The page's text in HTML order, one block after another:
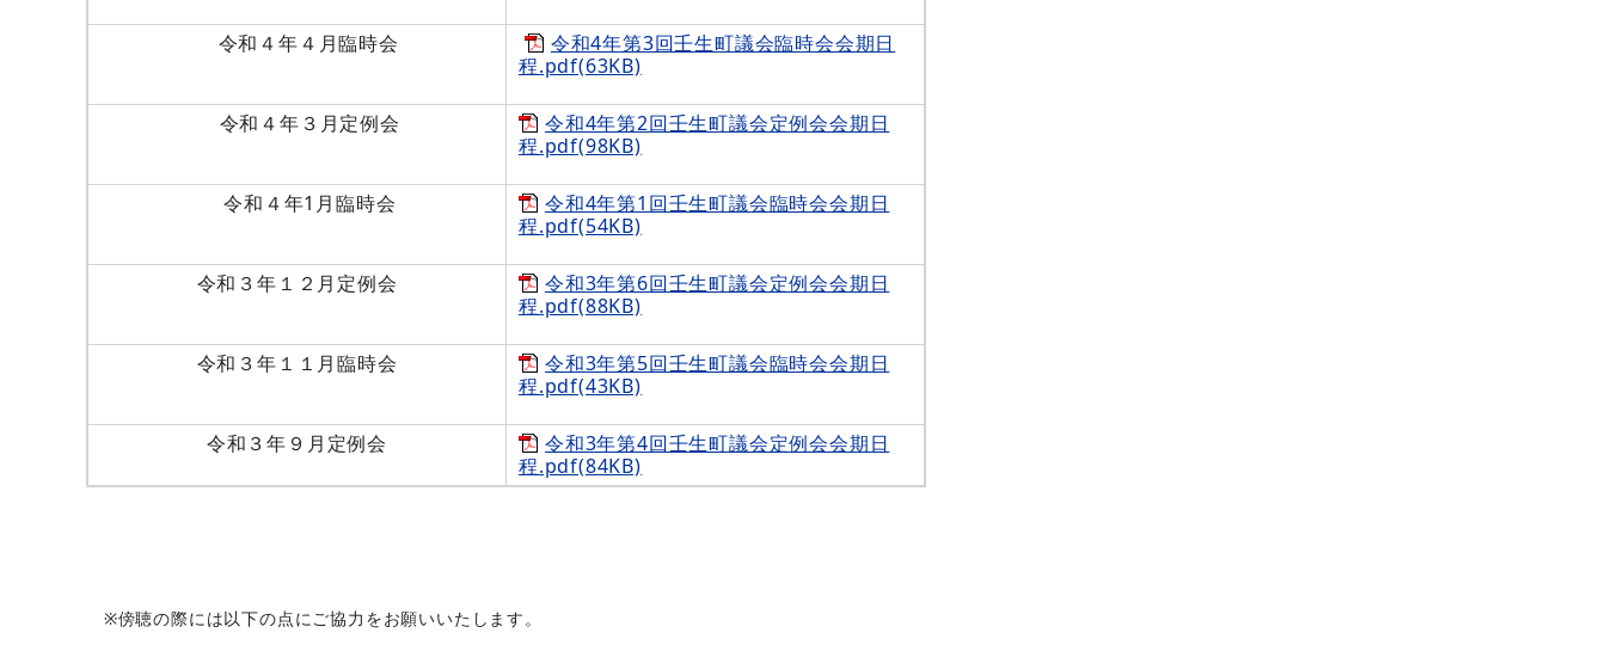
令和４年４月臨時会
令和4年第3回壬生町議会臨時会会期日
程.pdf(63KB)
令和４年３月定例会
令和4年第2回壬生町議会定例会会期日
程.pdf(98KB)
令和４年1月臨時会
令和4年第1回壬生町議会臨時会会期日
程.pdf(54KB)
令和３年１２月定例会
令和3年第6回壬生町議会定例会会期日
程.pdf(88KB)
令和３年１１月臨時会
令和3年第5回壬生町議会臨時会会期日
程.pdf(43KB)
令和３年９月定例会
令和3年第4回壬生町議会定例会会期日
程.pdf(84KB)
※傍聴の際には以下の点にご協力をお願いいたします。